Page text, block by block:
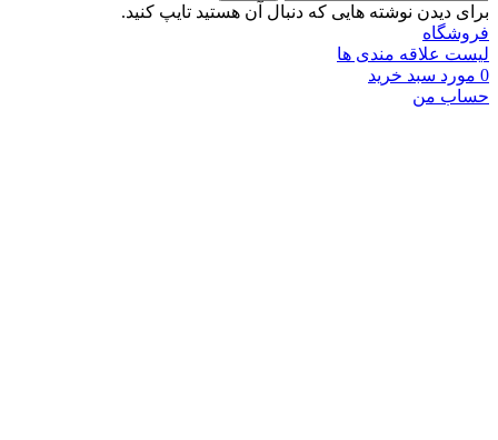
برای دیدن نوشته هایی که دنبال آن هستید تایپ کنید.
فروشگاه
لیست علاقه مندی ها
0 مورد سبد خرید
حساب من